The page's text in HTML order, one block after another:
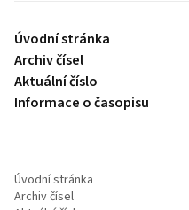
Úvodní stránka
Archiv čísel
Aktuální číslo
Informace o časopisu
Úvodní stránka
Archiv čísel